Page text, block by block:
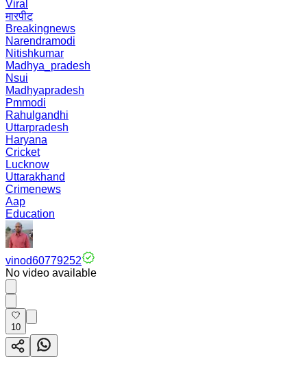
Viral
मारपीट
Breakingnews
Narendramodi
Nitishkumar
Madhya_pradesh
Nsui
Madhyapradesh
Pmmodi
Rahulgandhi
Uttarpradesh
Haryana
Cricket
Lucknow
Uttarakhand
Crimenews
Aap
Education
vinod60779252
No video available
10